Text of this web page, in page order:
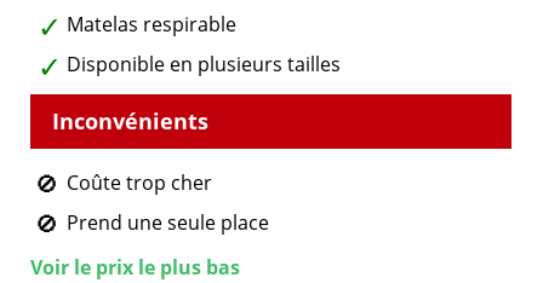
Matelas respirable
Disponible en plusieurs tailles
Coûte trop cher
Prend une seule place
Voir le prix le plus bas